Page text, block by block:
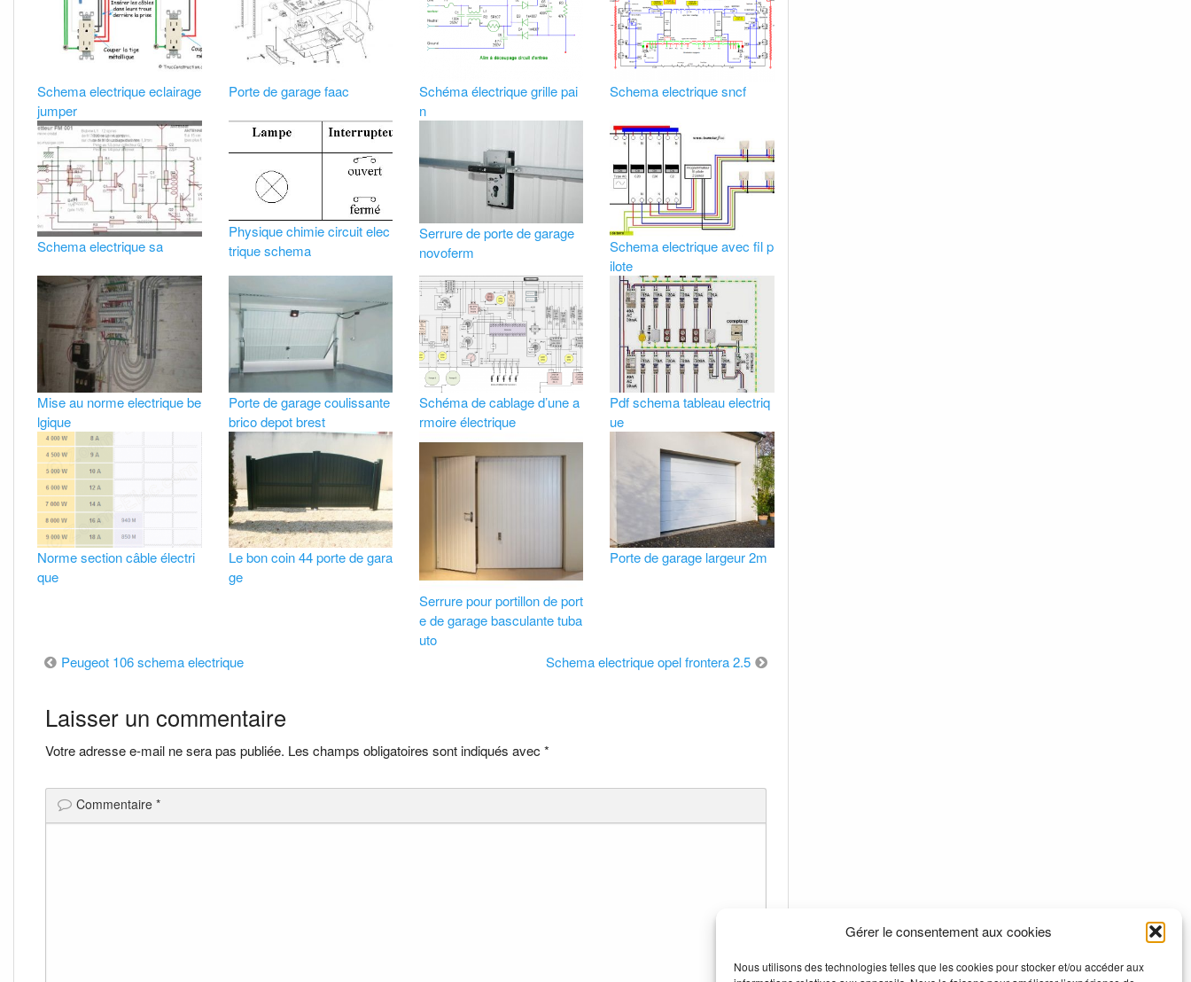
Gérer le consentement aux cookies
Nous utilisons des technologies telles que les cookies pour stocker et/ou accéder aux
Schema electrique eclairage
jumper
Porte de garage faac
Schéma électrique grille pai
n
Schema electrique sncf
Schema electrique sa
Physique chimie circuit elec
trique schema
Serrure de porte de garage
novoferm
Schema electrique avec fil p
ilote
Mise au norme electrique be
lgique
Porte de garage coulissante
brico depot brest
Schéma de cablage d’une a
rmoire électrique
Pdf schema tableau electriq
ue
Norme section câble électri
que
Le bon coin 44 porte de gara
ge
Serrure pour portillon de port
e de garage basculante tuba
uto
Porte de garage largeur 2m
Navigation
de
l’article
Peugeot 106 schema electrique Schema electrique opel frontera 2.5
Laisser un commentaire
Votre adresse e-mail ne sera pas publiée. Les champs obligatoires sont indiqués avec *
Commentaire *